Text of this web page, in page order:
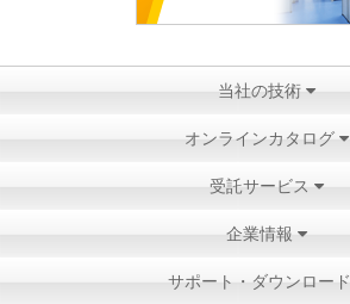
当社の技術
オンラインカタログ
受託サービス
企業情報
サポート・ダウンロード